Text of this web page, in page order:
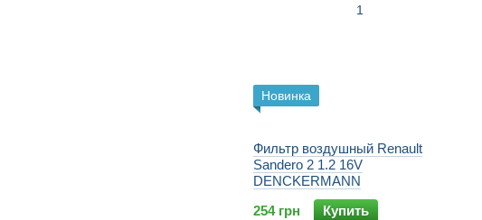
Новинка
Фильтр воздушный Renault
Sandero 2 1.2 16V
DENCKERMANN
254 грн
Купить